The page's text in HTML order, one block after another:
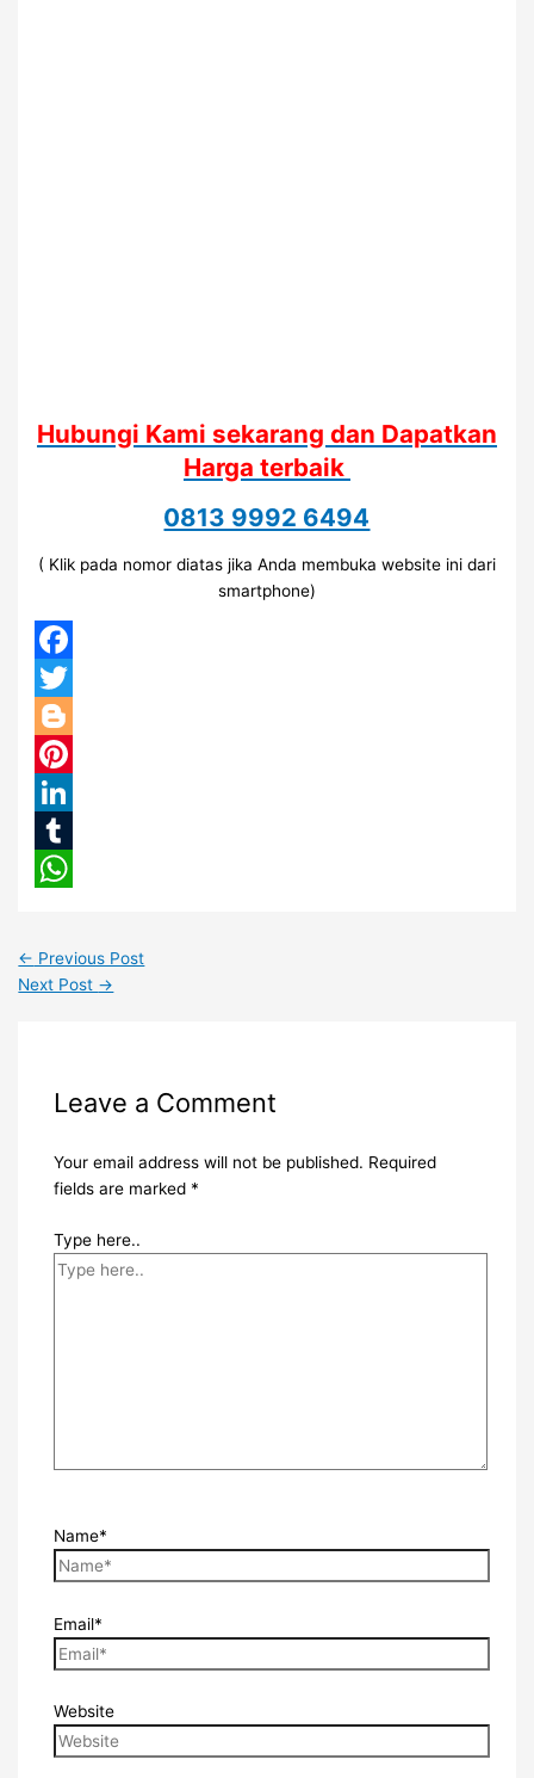
Hubungi Kami sekarang dan Dapatkan
Harga terbaik
0813 9992 6494
( Klik pada nomor diatas jika Anda membuka website ini dari
smartphone)
Facebook
Twitter
Blogger
Pinterest
LinkedIn
Tumblr
← Previous Post
Next Post →
Leave a Comment
Your email address will not be published. Required
fields are marked *
Type here..
Name*
Email*
Website